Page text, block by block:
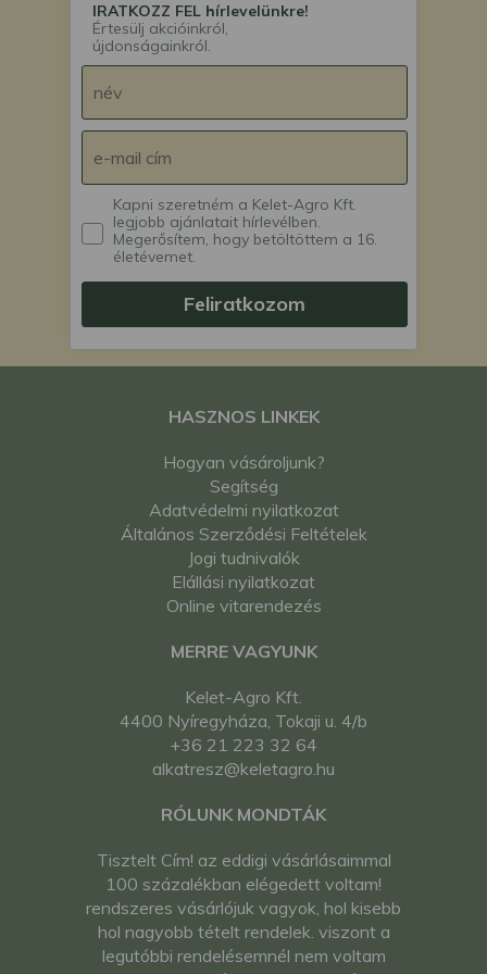
IRATKOZZ FEL hírlevelünkre!
Értesülj akcióinkról,
újdonságainkról.
Kapni szeretném a Kelet-Agro Kft.
legjobb ajánlatait hírlevélben.
Megerősítem, hogy betöltöttem a 16.
életévemet.
Feliratkozom
HASZNOS LINKEK
Hogyan vásároljunk?
Segítség
Adatvédelmi nyilatkozat
Általános Szerződési Feltételek
Jogi tudnivalók
Elállási nyilatkozat
Online vitarendezés
MERRE VAGYUNK
Kelet-Agro Kft.
4400 Nyíregyháza, Tokaji u. 4/b
+36 21 223 32 64
alkatresz@keletagro.hu
RÓLUNK MONDTÁK
Tisztelt Cím! az eddigi vásárlásaimmal
100 százalékban elégedett voltam!
rendszeres vásárlójuk vagyok, hol kisebb
hol nagyobb tételt rendelek. viszont a
legutóbbi rendelésemnél nem voltam